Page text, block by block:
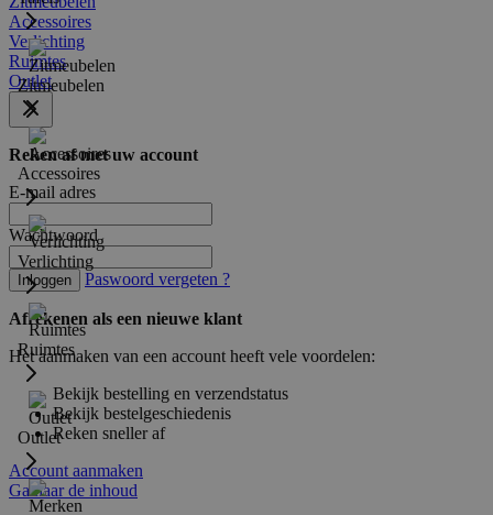
Zitmeubelen
Accessoires
Verlichting
Ruimtes
Outlet
Accessoires
Verlichting
Ruimtes
Outlet
Reken af met uw account
E-mail adres
Wachtwoord
Inloggen Paswoord vergeten ?
Afrekenen als een nieuwe klant
Het aanmaken van een account heeft vele voordelen:
Bekijk bestelling en verzendstatus
Bekijk bestelgeschiedenis
Reken sneller af
Account aanmaken
Ga naar de inhoud